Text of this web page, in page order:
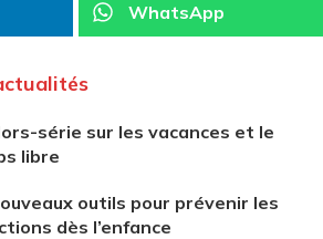
WhatsApp
série sur les vacances et le
libre
outils pour prévenir les
dès l’enfance